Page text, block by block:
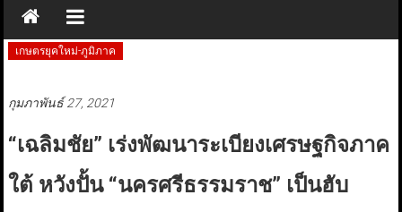
เกษตรยุคใหม่-ภูมิภาค
กุมภาพันธ์ 27, 2021
“เฉลิมชัย” เร่งพัฒนาระเบียงเศรษฐกิจภาค
ใต้ หวังปั้น “นครศรีธรรมราช” เป็นฮับ